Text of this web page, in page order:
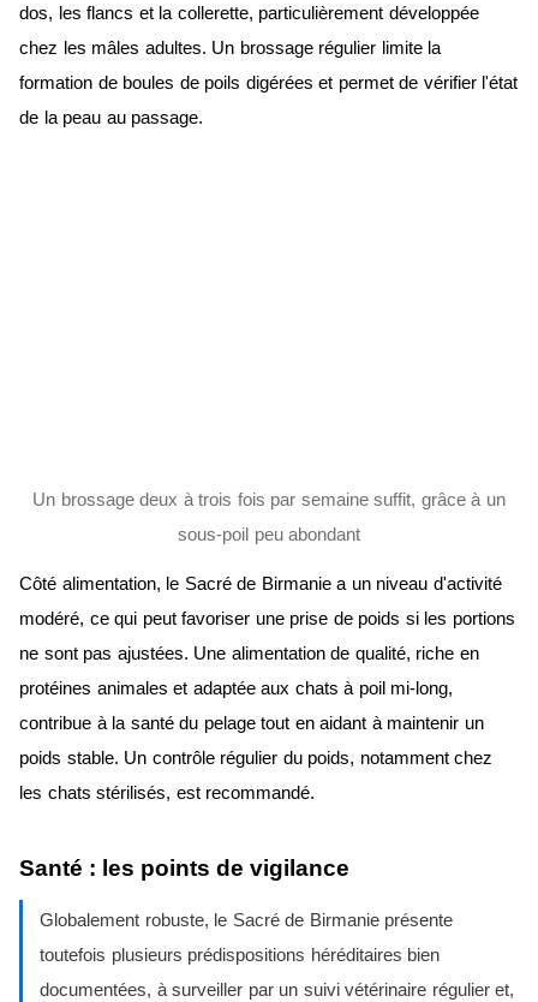
dos, les flancs et la collerette, particulièrement développée
chez les mâles adultes. Un brossage régulier limite la
formation de boules de poils digérées et permet de vérifier l'état
de la peau au passage.
Un brossage deux à trois fois par semaine suffit, grâce à un
sous-poil peu abondant
Côté alimentation, le Sacré de Birmanie a un niveau d'activité
modéré, ce qui peut favoriser une prise de poids si les portions
ne sont pas ajustées. Une alimentation de qualité, riche en
protéines animales et adaptée aux chats à poil mi-long,
contribue à la santé du pelage tout en aidant à maintenir un
poids stable. Un contrôle régulier du poids, notamment chez
les chats stérilisés, est recommandé.
Santé : les points de vigilance
Globalement robuste, le Sacré de Birmanie présente
toutefois plusieurs prédispositions héréditaires bien
documentées, à surveiller par un suivi vétérinaire régulier et,